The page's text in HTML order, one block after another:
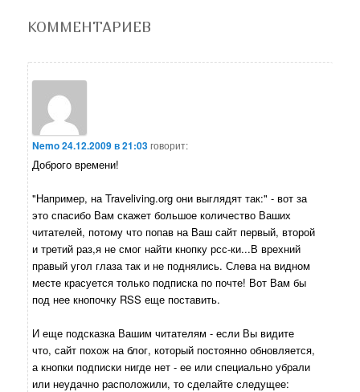
КОММЕНТАРИЕВ
Nemo24.12.2009 в 21:03говорит:
Доброго времени!
"Например, на Traveliving.org они выглядят так:" - вот за
это спасибо Вам скажет большое количество Ваших
читателей, потому что попав на Ваш сайт первый, второй
и третий раз,я не смог найти кнопку рсс-ки...В врехний
правый угол глаза так и не поднялись. Слева на видном
месте красуется только подписка по почте! Вот Вам бы
под нее кнопочку RSS еще поставить.
И еще подсказка Вашим читателям - если Вы видите
что, сайт похож на блог, который постоянно обновляется,
а кнопки подписки нигде нет - ее или специально убрали
или неудачно расположили, то сделайте следущее: